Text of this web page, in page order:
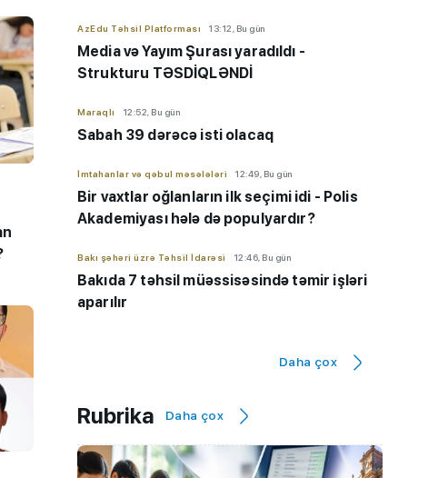
AzEdu Təhsil Platforması 13:12, Bu gün
Media və Yayım Şurası yaradıldı -
Strukturu TƏSDİQLƏNDİ
Maraqlı 12:52, Bu gün
Sabah 39 dərəcə isti olacaq
İmtahanlar və qəbul məsələləri 12:49, Bu gün
Bir vaxtlar oğlanların ilk seçimi idi - Polis
Akademiyası hələ də populyardır?
Bakı şəhəri üzrə Təhsil İdarəsi 12:46, Bu gün
Bakıda 7 təhsil müəssisəsində təmir işləri
aparılır
NASA: Pluton düşündüyümüzdən daha
AzEdu Təhsil Platforması 11:50, Bu gün
BMU məzunu ABŞ-nin nüfuzlu
universitetində təhsilini davam
Daha çox
Rubrika Daha çox